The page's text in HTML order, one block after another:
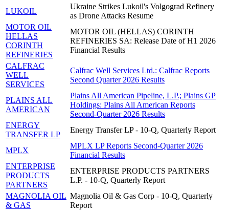
LUKOIL
Ukraine Strikes Lukoil's Volgograd Refinery
as Drone Attacks Resume
MOTOR OIL
HELLAS
CORINTH
REFINERIES
MOTOR OIL (HELLAS) CORINTH
REFINERIES SA: Release Date of H1 2026
Financial Results
CALFRAC
WELL
SERVICES
Calfrac Well Services Ltd.: Calfrac Reports
Second Quarter 2026 Results
PLAINS ALL
AMERICAN
Plains All American Pipeline, L.P.; Plains GP
Holdings: Plains All American Reports
Second-Quarter 2026 Results
ENERGY
TRANSFER LP
Energy Transfer LP - 10-Q, Quarterly Report
MPLX
MPLX LP Reports Second-Quarter 2026
Financial Results
ENTERPRISE
PRODUCTS
PARTNERS
ENTERPRISE PRODUCTS PARTNERS
L.P. - 10-Q, Quarterly Report
MAGNOLIA OIL
& GAS
Magnolia Oil & Gas Corp - 10-Q, Quarterly
Report